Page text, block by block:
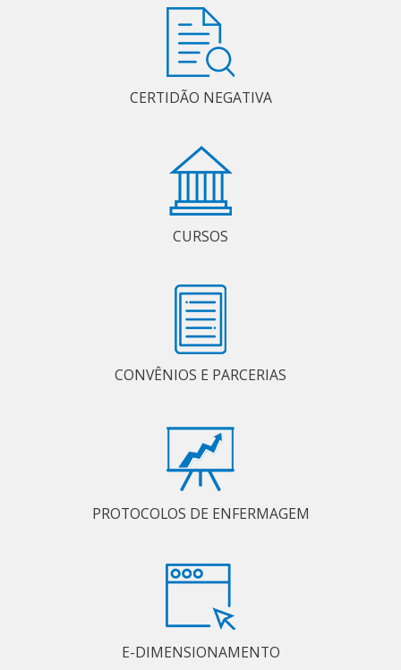
CERTIDÃO NEGATIVA
CURSOS
CONVÊNIOS E PARCERIAS
PROTOCOLOS DE ENFERMAGEM
E-DIMENSIONAMENTO